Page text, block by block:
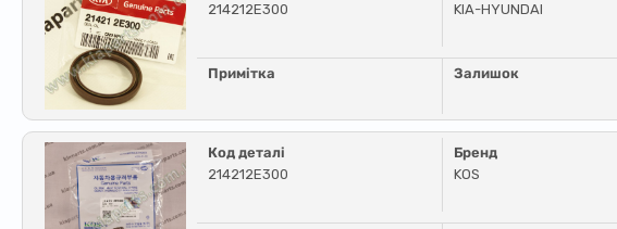
214212E300
KIA-HYUNDAI
Примітка Залишок
Код деталі
214212E300
Бренд
KOS